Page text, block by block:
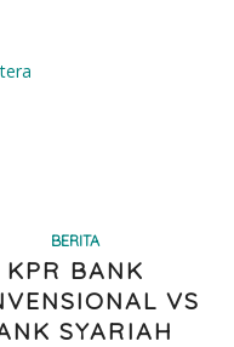
BERITA
KPR BANK
VS
SYARIAH